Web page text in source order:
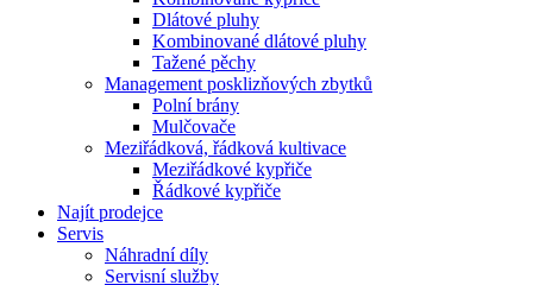
Dlátové pluhy
Kombinované dlátové pluhy
Tažené pěchy
Management posklizňových zbytků
Polní brány
Mulčovače
Meziřádková, řádková kultivace
Meziřádkové kypřiče
Řádkové kypřiče
Najít prodejce
Servis
Náhradní díly
Servisní služby